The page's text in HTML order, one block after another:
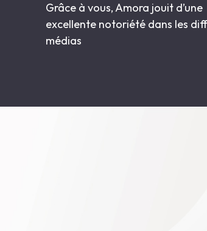
Grâce à vous, Amora jouit d’une
excellente notoriété dans les
médias